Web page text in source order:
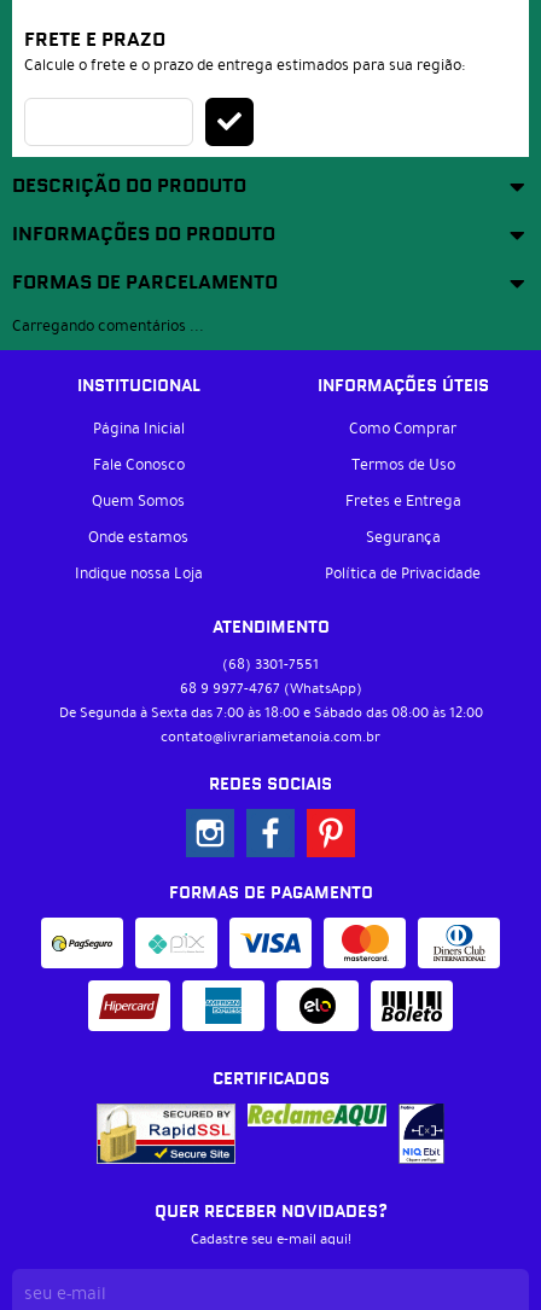
FRETE E PRAZO
Calcule o frete e o prazo de entrega estimados para sua região:
DESCRIÇÃO DO PRODUTO
INFORMAÇÕES DO PRODUTO
FORMAS DE PARCELAMENTO
Carregando comentários ...
INSTITUCIONAL
Página Inicial
Fale Conosco
Quem Somos
Onde estamos
Indique nossa Loja
INFORMAÇÕES ÚTEIS
Como Comprar
Termos de Uso
Fretes e Entrega
Segurança
Política de Privacidade
ATENDIMENTO
(68) 3301-7551
68 9 9977-4767 (WhatsApp)
De Segunda à Sexta das 7:00 às 18:00 e Sábado das 08:00 às 12:00
contato@livrariametanoia.com.br
REDES SOCIAIS
FORMAS DE PAGAMENTO
CERTIFICADOS
QUER RECEBER NOVIDADES?
Cadastre seu e-mail aqui!